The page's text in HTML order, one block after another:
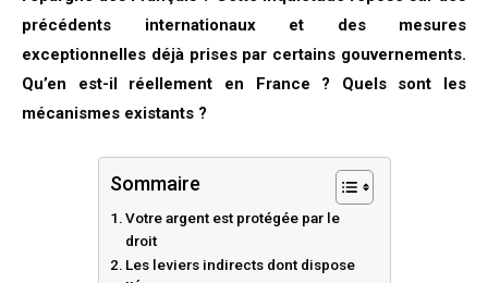
précédents internationaux et des mesures
exceptionnelles déjà prises par certains gouvernements.
Qu’en est-il réellement en France ? Quels sont les
mécanismes existants ?
Sommaire
Votre argent est protégée par le
droit
Les leviers indirects dont dispose